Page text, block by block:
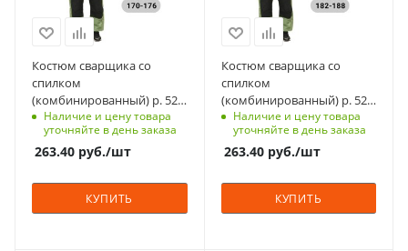
оливковые/черные
Класс защиты
Вес, кг
1.9
Костюм сварщика со
спилком
(комбинированный) р. 52-
54, 170-176 см
Наличие и цену товара
уточняйте в день заказа
263.40 руб./шт
КУПИТЬ
оливковые/черные
Класс защиты
Вес, кг
1.9
Костюм сварщика со
спилком
(комбинированный) р. 52-
54, 182-188 см
Наличие и цену товара
уточняйте в день заказа
263.40руб./шт
КУПИТЬ